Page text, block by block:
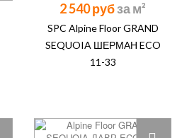
2 540 руб
SPC Alpine Floor GRAND
SEQUOIA ШЕРМАН ECO
11-33